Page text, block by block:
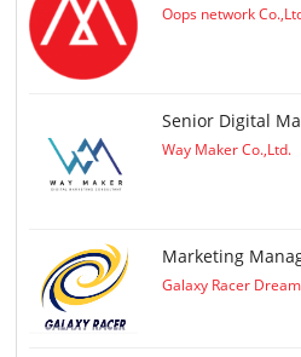
Oops network
Senior Digital
Way Maker Co.,Ltd.
Marketing
Galaxy Racer